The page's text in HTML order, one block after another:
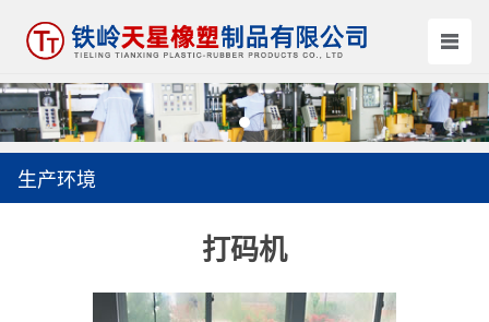
生产环境
打码机